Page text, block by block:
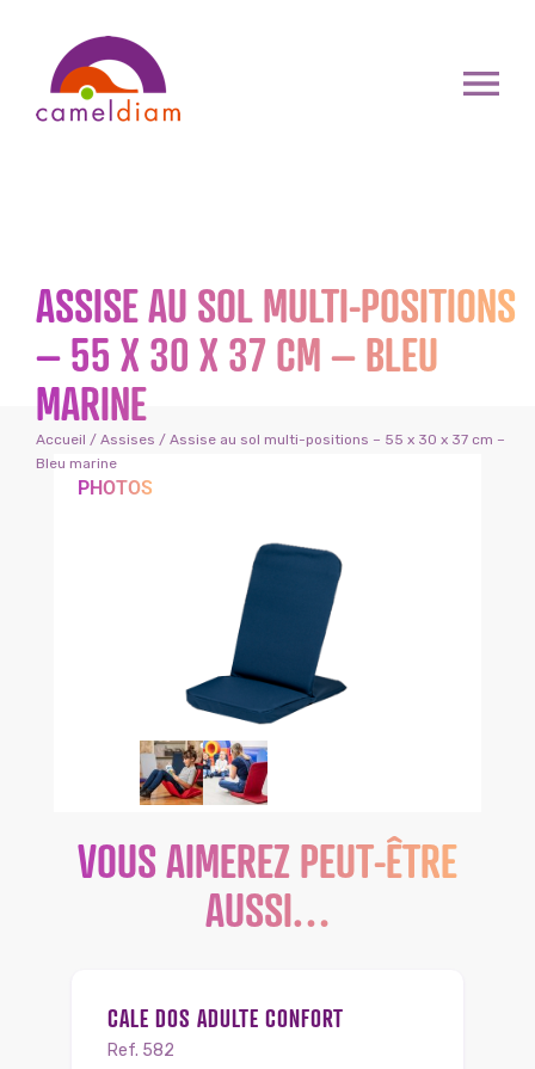
ASSISE AU SOL MULTI-POSITIONS
– 55 X 30 X 37 CM – BLEU
MARINE
Accueil / Assises / Assise au sol multi-positions – 55 x 30 x 37 cm –
Bleu marine
PHOTOS
VOUS AIMEREZ PEUT-ÊTRE
AUSSI…
CALE DOS ADULTE CONFORT
Ref. 582